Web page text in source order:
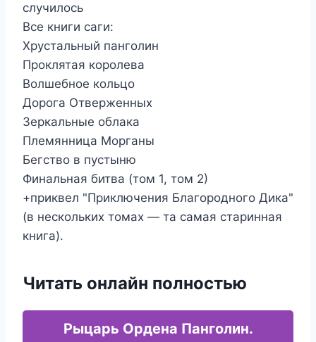
случилось
Все книги саги:
Хрустальный панголин
Проклятая королева
Волшебное кольцо
Дорога Отверженных
Зеркальные облака
Племянница Морганы
Бегство в пустыню
Финальная битва (том 1, том 2)
+приквел "Приключения Благородного Дика"
(в нескольких томах — та самая старинная
книга).
Читать онлайн полностью
Рыцарь Ордена Панголин.